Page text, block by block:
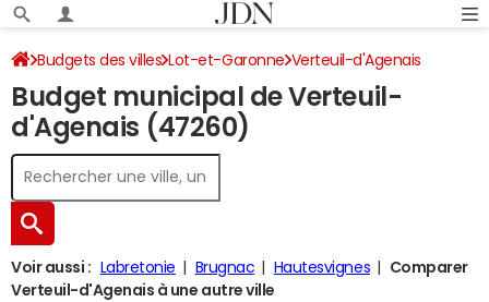
Budgets des villes Lot-et-Garonne Verteuil-d'Agenais
Budget 2024
Budget municipal de Verteuil-
d'Agenais (47260)
Voir aussi : Labretonie Brugnac Hautesvignes
Comparer
Verteuil-d'Agenais à une autre ville